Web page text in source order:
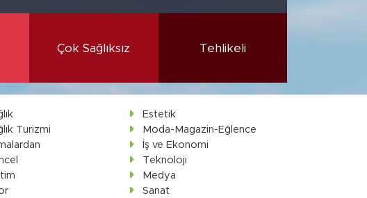
Çok Sağlıksız Tehlikeli
Estetik
Turizmi
Moda-Magazin-Eğlence
İş ve Ekonomi
Teknoloji
Medya
Sanat